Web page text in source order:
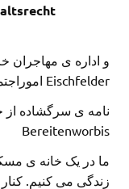
اموراجتمایی Eischfelder
نامه ی سرگشاده
Bereitenworbis